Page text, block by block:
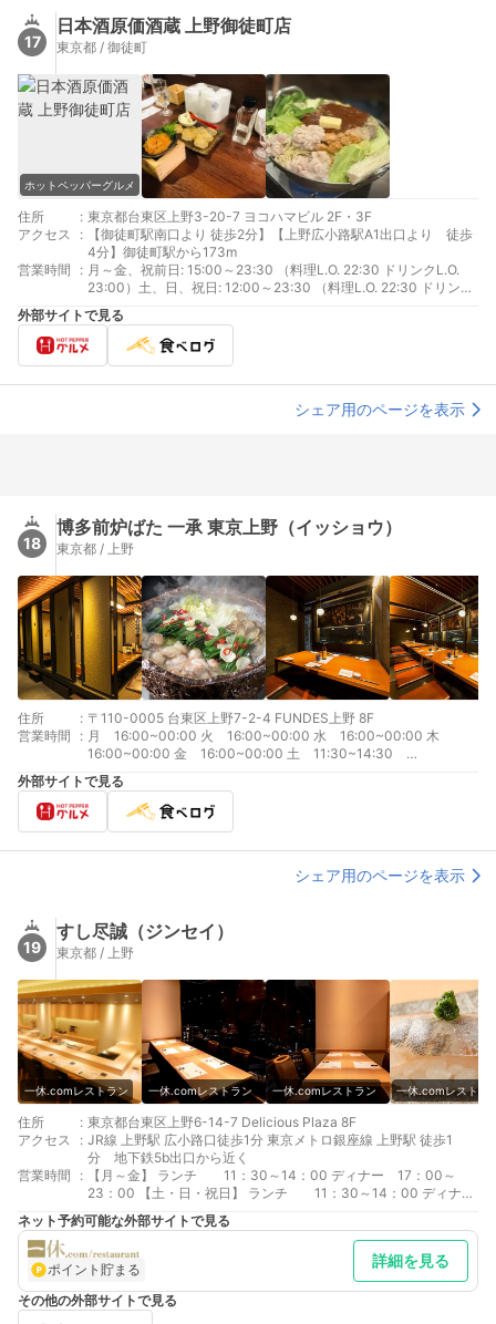
17
日本酒原価酒蔵 上野御徒町店
東京都 / 御徒町
ホットペッパーグルメ
住所 : 東京都台東区上野3-20-7 ヨコハマビル 2F・3F
アクセス
:
【御徒町駅南口より 徒歩2分】【上野広小路駅A1出口より 徒歩
4分】御徒町駅から173m
営業時間
: 月～金、祝前日: 15:00～23:30 （料理L.O. 22:30 ドリンクL.O.
23:00）土、日、祝日: 12:00～23:30 （料理L.O. 22:30 ドリンク
L.O. 23:00）
外部サイトで見る
シェア用のページを表示
18
博多前炉ばた 一承 東京上野（イッショウ）
東京都 / 上野
住所 : 〒110-0005 台東区上野7-2-4 FUNDES上野 8F
営業時間
: 月 16:00~00:00 火 16:00~00:00 水 16:00~00:00 木
16:00~00:00 金 16:00~00:00 土 11:30~14:30
17:00~00:00 日 11:30~14:30 17:00~00:00
外部サイトで見る
シェア用のページを表示
19
すし尽誠（ジンセイ）
東京都 / 上野
一休.comレストラン 一休.comレストラン 一休.comレストラン 一休.comレストラ
住所 : 東京都台東区上野6-14-7 Delicious Plaza 8F
アクセス
: JR線 上野駅 広小路口徒歩1分 東京メトロ銀座線 上野駅 徒歩1
分 地下鉄5b出口から近く
営業時間
:
【月～金】 ランチ 11：30～14：00 ディナー 17：00～
23：00 【土・日・祝日】 ランチ 11：30～14：00 ディナ
ー 16：00～23：00
ネット予約可能な外部サイトで見る
ポイント貯まる 詳細を見る
その他の外部サイトで見る